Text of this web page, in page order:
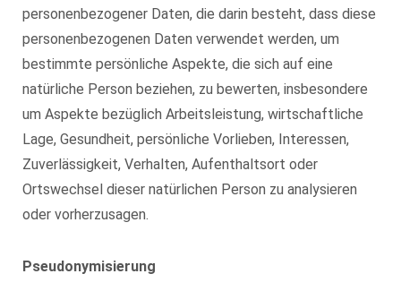
personenbezogener Daten, die darin besteht, dass diese
personenbezogenen Daten verwendet werden, um
bestimmte persönliche Aspekte, die sich auf eine
natürliche Person beziehen, zu bewerten, insbesondere
um Aspekte bezüglich Arbeitsleistung, wirtschaftliche
Lage, Gesundheit, persönliche Vorlieben, Interessen,
Zuverlässigkeit, Verhalten, Aufenthaltsort oder
Ortswechsel dieser natürlichen Person zu analysieren
oder vorherzusagen.
Pseudonymisierung